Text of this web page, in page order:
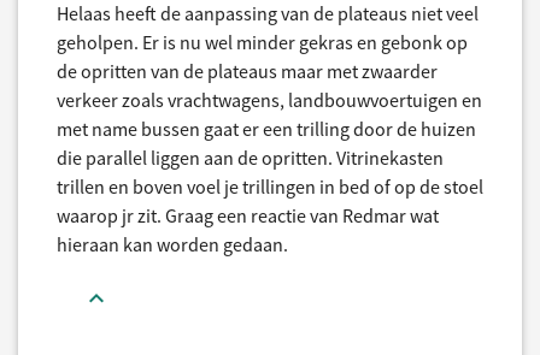
Helaas heeft de aanpassing van de plateaus niet veel
geholpen. Er is nu wel minder gekras en gebonk op
de opritten van de plateaus maar met zwaarder
verkeer zoals vrachtwagens, landbouwvoertuigen en
met name bussen gaat er een trilling door de huizen
die parallel liggen aan de opritten. Vitrinekasten
trillen en boven voel je trillingen in bed of op de stoel
waarop jr zit. Graag een reactie van Redmar wat
hieraan kan worden gedaan.